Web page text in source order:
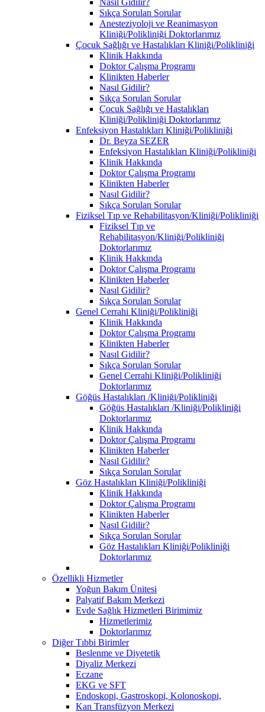
Sıkça Sorulan Sorular
Anesteziyoloji ve Reanimasyon
Kliniği/Polikliniği Doktorlarımız
Çocuk Sağlığı ve Hastalıkları Kliniği/Polikliniği
Klinik Hakkında
Doktor Çalışma Programı
Klinikten Haberler
Nasıl Gidilir?
Sıkça Sorulan Sorular
Çocuk Sağlığı ve Hastalıkları
Kliniği/Polikliniği Doktorlarımız
Enfeksiyon Hastalıkları Kliniği/Polikliniği
Dr. Beyza SEZER
Enfeksiyon Hastalıkları Kliniği/Polikliniği
Klinik Hakkında
Doktor Çalışma Programı
Klinikten Haberler
Nasıl Gidilir?
Sıkça Sorulan Sorular
Fiziksel Tıp ve Rehabilitasyon/Kliniği/Polikliniği
Fiziksel Tıp ve
Rehabilitasyon/Kliniği/Polikliniği
Doktorlarımız
Klinik Hakkında
Doktor Çalışma Programı
Klinikten Haberler
Nasıl Gidilir?
Sıkça Sorulan Sorular
Genel Cerrahi Kliniği/Polikliniği
Klinik Hakkında
Doktor Çalışma Programı
Klinikten Haberler
Nasıl Gidilir?
Sıkça Sorulan Sorular
Genel Cerrahi Kliniği/Polikliniği
Doktorlarımız
Göğüs Hastalıkları /Kliniği/Polikliniği
Göğüs Hastalıkları /Kliniği/Polikliniği
Doktorlarımız
Klinik Hakkında
Doktor Çalışma Programı
Klinikten Haberler
Nasıl Gidilir?
Sıkça Sorulan Sorular
Göz Hastalıkları Kliniği/Polikliniği
Klinik Hakkında
Doktor Çalışma Programı
Klinikten Haberler
Nasıl Gidilir?
Sıkça Sorulan Sorular
Göz Hastalıkları Kliniği/Polikliniği
Doktorlarımız
Özellikli Hizmetler
Yoğun Bakım Ünitesi
Palyatif Bakım Merkezi
Evde Sağlık Hizmetleri Birimimiz
Hizmetlerimiz
Doktorlarımız
Diğer Tıbbi Birimler
Beslenme ve Diyetetik
Diyaliz Merkezi
Eczane
EKG ve SFT
Endoskopi, Gastroskopi, Kolonoskopi,
Kan Transfüzyon Merkezi